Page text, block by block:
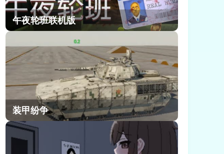
午夜轮班联机版
装甲纷争